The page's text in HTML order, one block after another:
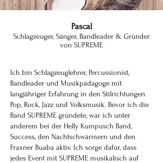
Pascal
Schlagzeuger, Sänger, Bandleader & Gründer
von SUPREME
Ich bin Schlagzeuglehrer, Percussionist,
Bandleader und Musikpädagoge mit
langjähriger Erfahrung in den Stilrichtungen
Pop, Rock, Jazz und Volksmusik. Bevor ich die
Band SUPREME gründete, war ich unter
anderem bei der Helly Kumpusch Band,
Success, den Nachtschwärmern und den
Fraxner Buaba aktiv. Ich sorge dafür, dass
jedes Event mit SUPREME musikalisch auf